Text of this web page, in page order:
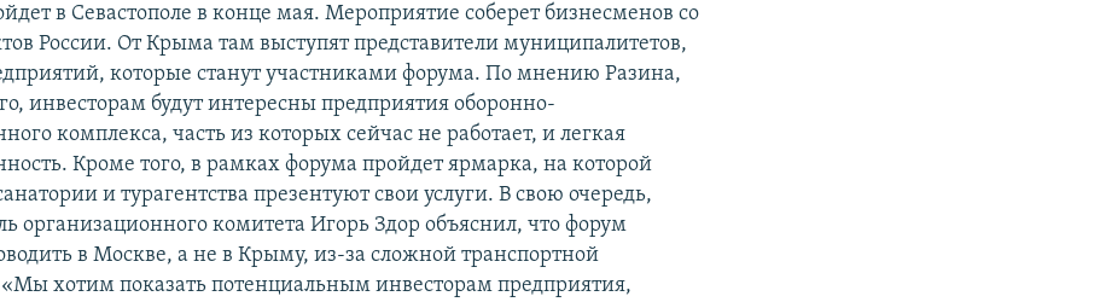
в Севастополе в конце мая. Мероприятие соберет бизнесменов со
России. От Крыма там выступят представители муниципалитетов,
которые станут участниками форума. По мнению Разина,
инвесторам будут интересны предприятия оборонно-
комплекса, часть из которых сейчас не работает, и легкая
Кроме того, в рамках форума пройдет ярмарка, на которой
и турагентства презентуют свои услуги. В свою очередь,
организационного комитета Игорь Здор объяснил, что форум
в Москве, а не в Крыму, из-за сложной транспортной
хотим показать потенциальным инвесторам предприятия,